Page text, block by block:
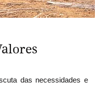
das necessidades e